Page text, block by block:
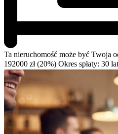
Ta nieruchomość może być Twoja
192000 zł (20%) Okres spłaty: 30 lat